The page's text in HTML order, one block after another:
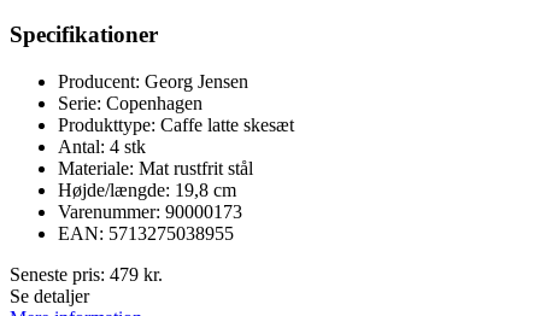
Specifikationer
Producent: Georg Jensen
Serie: Copenhagen
Produkttype: Caffe latte skesæt
Antal: 4 stk
Materiale: Mat rustfrit stål
Højde/længde: 19,8 cm
Varenummer: 90000173
EAN: 5713275038955
Seneste pris: 479 kr.
Se detaljer